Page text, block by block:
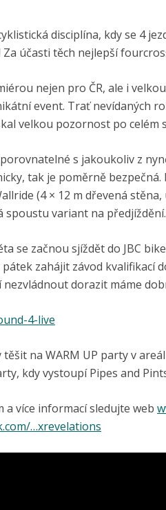
disciplína, kdy se 4
Za účasti těch nejlepší
nejen pro ČR, ale i
event. Trať nevídaných
velkou pozornost po celém
s jakoukoliv z
tak je poměrně
(4 × 12 m dřevená
spoustu variant na
se začnou sjíždět do JBC
zahájit závod kvalifikací
nezvládnout dorazit máme
4-live
na WARM UP party v
kdy vystoupí Pipes and
více informací sledujte web
…xrevelations